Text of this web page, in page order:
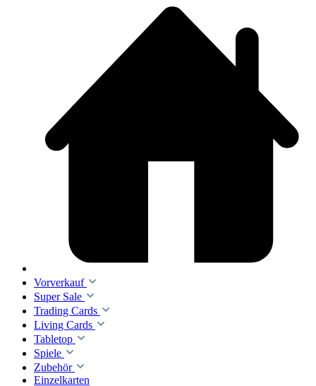
Vorverkauf
Super Sale
Trading Cards
Living Cards
Tabletop
Spiele
Zubehör
Einzelkarten